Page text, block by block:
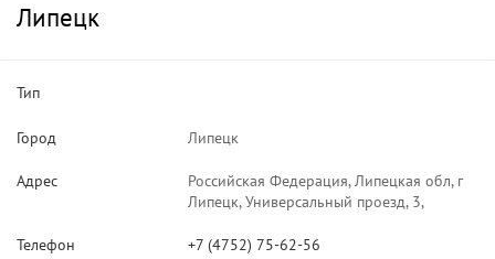
Липецк
Тип
Город Липецк
Адрес
Российская Федерация, Липецкая обл, г
Липецк, Универсальный проезд, 3,
Телефон +7 (4752) 75-62-56